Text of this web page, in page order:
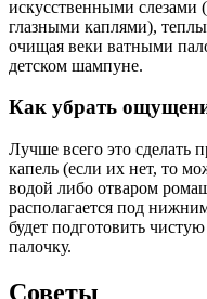
искусственными
глазными каплями),
очищая веки ватными
детском шампуне.
Как убрать
Лучше всего это сделать
капель (если их нет, то
водой либо отваром
располагается под
будет подготовить
палочку.
Советы